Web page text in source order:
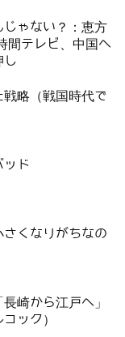
ゃない？：恵方
間テレビ、中国へ
し
略（戦国時代で
ッド
くなりがちなの
崎から江戸へ」
ック）